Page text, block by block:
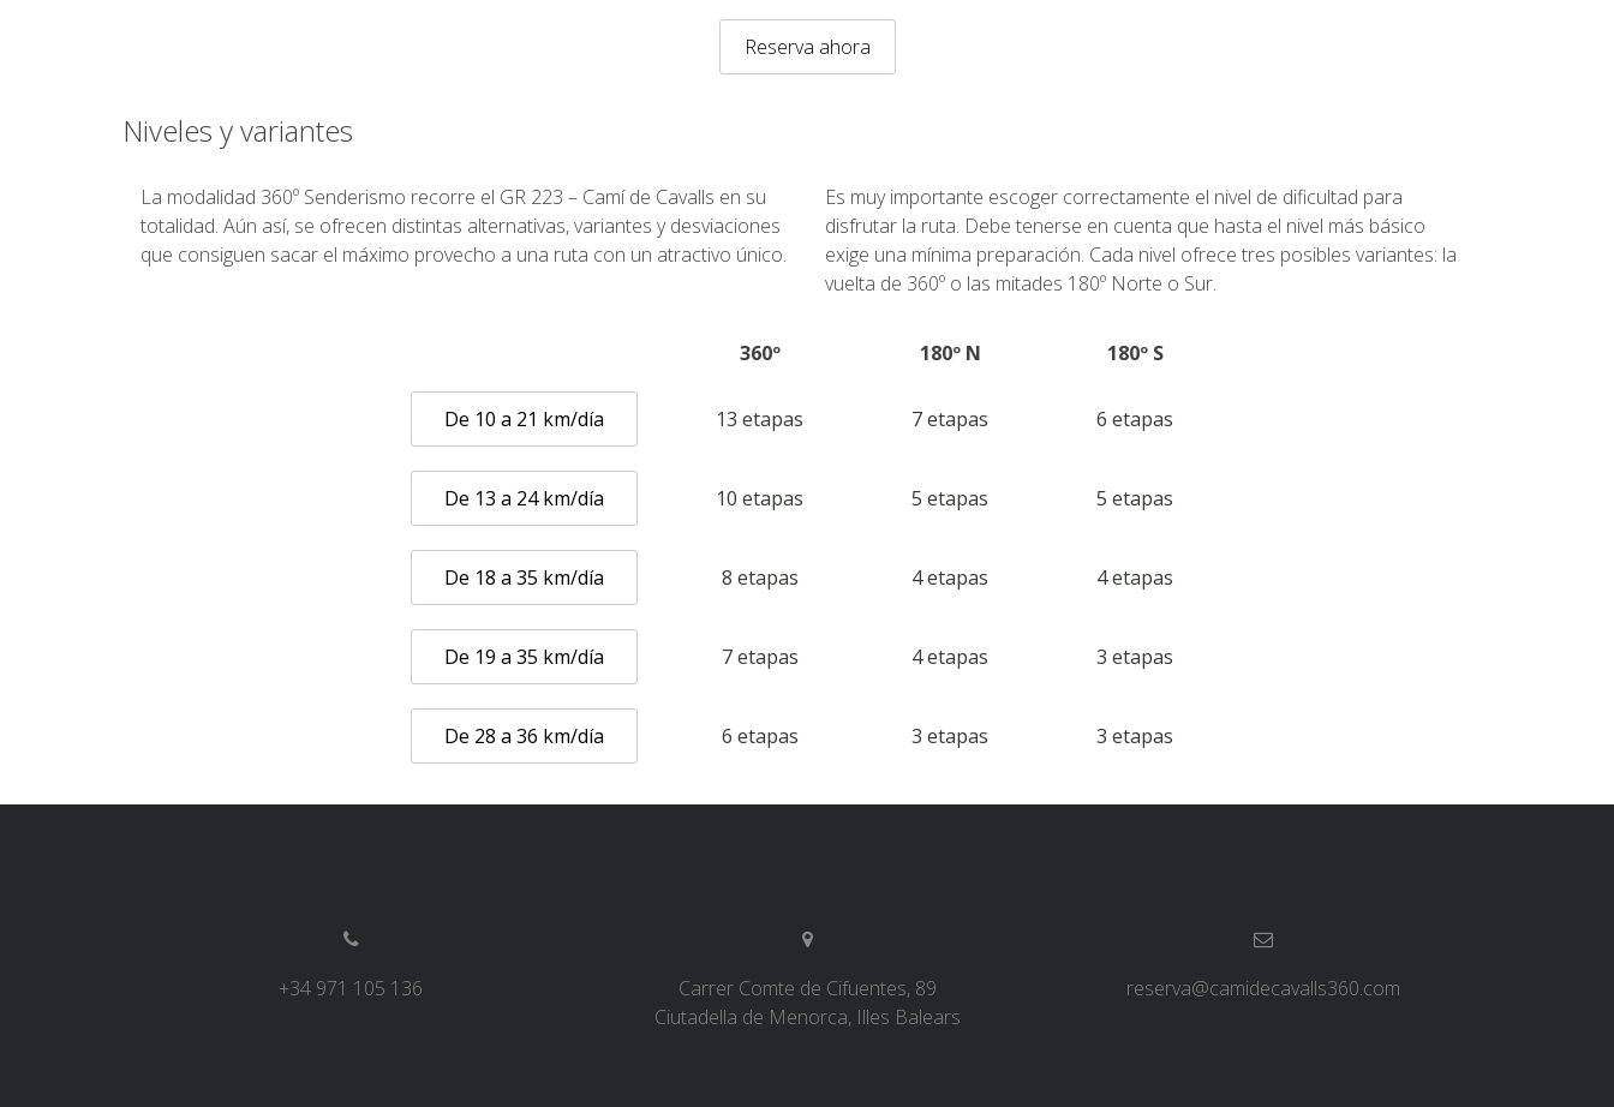
Reserva ahora
Niveles y variantes
La modalidad 360º Senderismo recorre el GR 223 – Camí de Cavalls en su
totalidad. Aún así, se ofrecen distintas alternativas, variantes y desviaciones
que consiguen sacar el máximo provecho a una ruta con un atractivo único.
Es muy importante escoger correctamente el nivel de dificultad para
disfrutar la ruta. Debe tenerse en cuenta que hasta el nivel más básico
exige una mínima preparación. Cada nivel ofrece tres posibles variantes: la
vuelta de 360º o las mitades 180º Norte o Sur.
360º 180º N 180º S
De 10 a 21 km/día 13 etapas 7 etapas 6 etapas
De 13 a 24 km/día 10 etapas 5 etapas 5 etapas
De 18 a 35 km/día 8 etapas 4 etapas 4 etapas
De 19 a 35 km/día 7 etapas 4 etapas 3 etapas
De 28 a 36 km/día 6 etapas 3 etapas 3 etapas
+34 971 105 136
Carrer Comte de Cifuentes, 89
Ciutadella de Menorca, Illes Balears
reserva@camidecavalls360.com